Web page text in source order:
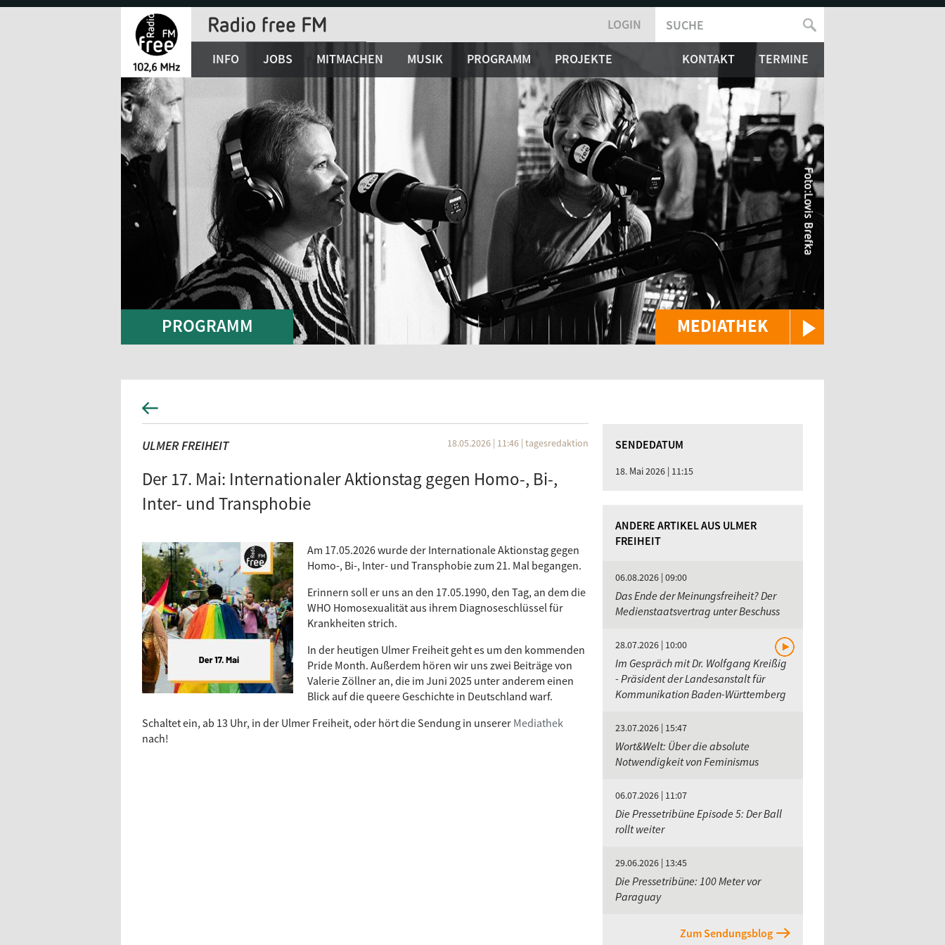
Jump
MEDIATHEK
LOGIN
SUCHFORMULAR
SUCHE
INFO JOBS MITMACHEN MUSIK PROGRAMM PROJEKTE KONTAKT TERMINE
PROGRAMM
ULMER FREIHEIT 18.05.2026 | 11:46 | tagesredaktion
Der 17. Mai: Internationaler Aktionstag gegen Homo-, Bi-,
Inter- und Transphobie
Am 17.05.2026 wurde der Internationale Aktionstag gegen
Homo-, Bi-, Inter- und Transphobie zum 21. Mal begangen.
Erinnern soll er uns an den 17.05.1990, den Tag, an dem die
WHO Homosexualität aus ihrem Diagnoseschlüssel für
Krankheiten strich.
In der heutigen Ulmer Freiheit geht es um den kommenden
Pride Month. Außerdem hören wir uns zwei Beiträge von
Valerie Zöllner an, die im Juni 2025 unter anderem einen
Blick auf die queere Geschichte in Deutschland warf.
Schaltet ein, ab 13 Uhr, in der Ulmer Freiheit, oder hört die Sendung in unserer Mediathek
nach!
SENDEDATUM
18. Mai 2026 | 11:15
ANDERE ARTIKEL AUS ULMER
FREIHEIT
06.08.2026 | 09:00
Das Ende der Meinungsfreiheit? Der
Medienstaatsvertrag unter Beschuss
28.07.2026 | 10:00
Im Gespräch mit Dr. Wolfgang Kreißig
- Präsident der Landesanstalt für
Kommunikation Baden-Württemberg
23.07.2026 | 15:47
Wort&Welt: Über die absolute
Notwendigkeit von Feminismus
06.07.2026 | 11:07
Die Pressetribüne Episode 5: Der Ball
rollt weiter
29.06.2026 | 13:45
Die Pressetribüne: 100 Meter vor
Paraguay
Zum Sendungsblog